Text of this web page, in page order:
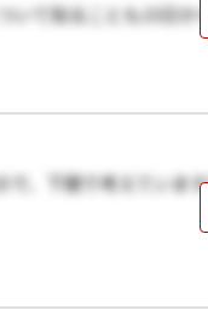
いて知ることも15日か
、下期で考えていま